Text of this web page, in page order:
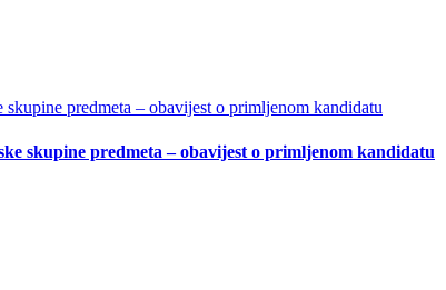
predmeta – obavijest o primljenom kandidatu
skupine predmeta – obavijest o primljenom kandidatu